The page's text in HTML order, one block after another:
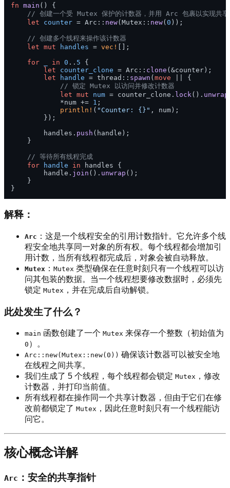
fn main () {
// 创建一个受 Mutex 保护的计数器，并用 Arc 包裹以实现共享
let
counter = Arc:: new(Mutex:: new(0 ));
// 创建多个线程来操作该计数器
let mut handles = vec! [];
for
in 0 .. 5 {
let
counter_clone = Arc:: clone (&counter);
let
handle = thread:: spawn (move || {
// 锁定 Mutex 以访问并修改计数器
let mut num = counter_clone. lock (). unwrap
            *num +=
1 ;
println! ( "Counter: {}" , num);
        });
        handles.
push (handle);
    }
// 等待所有线程完成
for
handle in handles {
        handle.
join (). unwrap ();
    }
解释：
Arc ：这是一个线程安全的引用计数指针。它允许多个线
程安全地共享同一对象的所有权。每个线程都会增加引
用计数，当所有线程都完成后，对象会被自动释放。
Mutex ： Mutex 类型确保在任意时刻只有一个线程可以访
问其包装的数据。当一个线程想要修改数据时，必须先
锁定 Mutex ，并在完成后自动解锁。
此处发生了什么？
main 函数创建了一个 Mutex 来保存一个整数（初始值为
0 ）。
Arc::new(Mutex::new(0)) 确保该计数器可以被安全地
在线程之间共享。
我们生成了 5 个线程，每个线程都会锁定 Mutex ，修改
计数器，并打印当前值。
所有线程都在操作同一个共享计数器，但由于它们在修
改前都锁定了 Mutex ，因此任意时刻只有一个线程能访
问它。
核心概念详解
Arc ：安全的共享指针